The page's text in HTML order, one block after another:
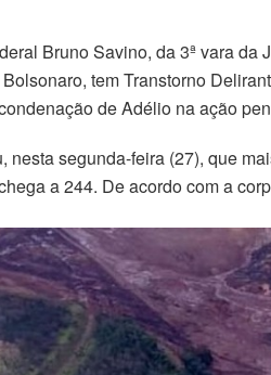
Bruno Savino, da 3ª vara
tem Transtorno
de Adélio na ação
nesta segunda-feira (27), que
a 244. De acordo com a